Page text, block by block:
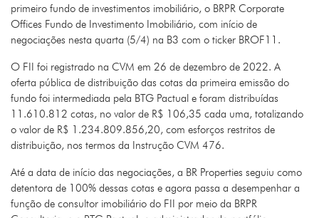
primeiro fundo de investimentos imobiliário, o BRPR Corporate
Offices Fundo de Investimento Imobiliário, com início de
negociações nesta quarta (5/4) na B3 com o ticker BROF11.
O FII foi registrado na CVM em 26 de dezembro de 2022. A
oferta pública de distribuição das cotas da primeira emissão do
fundo foi intermediada pela BTG Pactual e foram distribuídas
11.610.812 cotas, no valor de R$ 106,35 cada uma, totalizando
o valor de R$ 1.234.809.856,20, com esforços restritos de
distribuição, nos termos da Instrução CVM 476.
Até a data de início das negociações, a BR Properties seguiu como
detentora de 100% dessas cotas e agora passa a desempenhar a
função de consultor imobiliário do FII por meio da BRPR